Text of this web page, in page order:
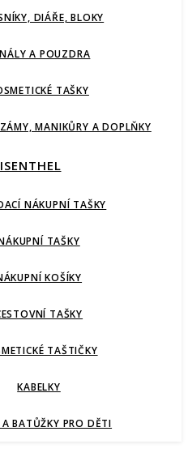
DIÁŘE, BLOKY
A POUZDRA
TAŠKY
MANIKŮRY A DOPLŇKY
NÁKUPNÍ TAŠKY
TAŠKY
KOŠÍKY
TAŠKY
TAŠTIČKY
KABELKY
A BATŮŽKY PRO DĚTI